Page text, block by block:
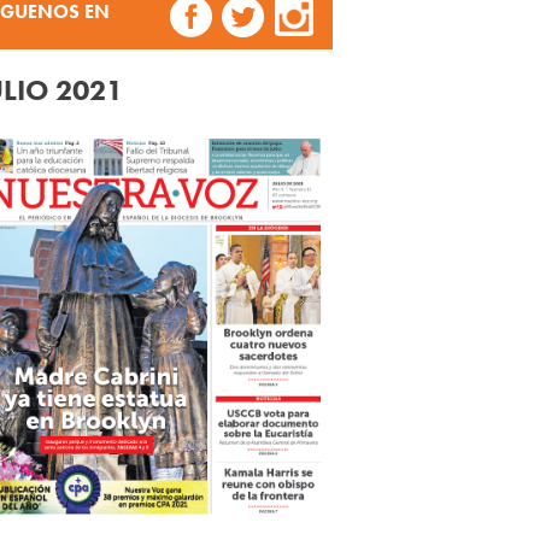
EN
2021